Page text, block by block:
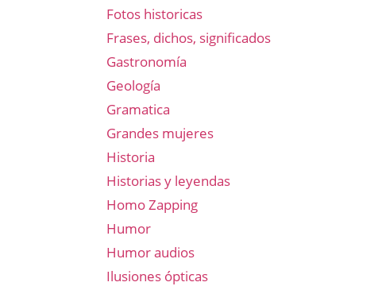
Fotos historicas
Frases, dichos, significados
Gastronomía
Geología
Gramatica
Grandes mujeres
Historia
Historias y leyendas
Homo Zapping
Humor
Humor audios
Ilusiones ópticas